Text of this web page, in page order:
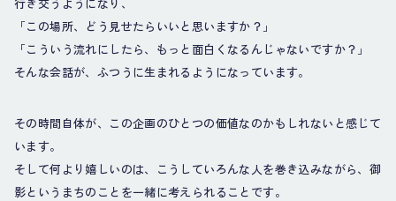
「この場所、どう見せたらいいと思いますか？」
「こういう流れにしたら、もっと面白くなるんじゃないですか？」
そんな会話が、ふつうに生まれるようになっています。
その時間自体が、この企画のひとつの価値なのかもしれないと感じて
います。
そして何より嬉しいのは、こうしていろんな人を巻き込みながら、御
影というまちのことを一緒に考えられることです。